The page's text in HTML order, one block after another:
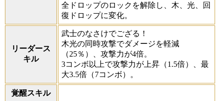
全ドロップのロックを解除し、木、光、回
復ドロップに変化。
リーダース
キル
武士のなさけでござる！
木光の同時攻撃でダメージを軽減
（25％）、攻撃力が4倍。
3コンボ以上で攻撃力が上昇（1.5倍）、最
大3.5倍（7コンボ）。
覚醒スキル